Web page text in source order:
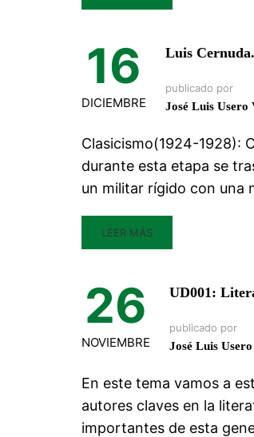
16
DICIEMBRE
Luis
publicado por
José Luis Usero
Clasicismo(1924-1928):
durante esta etapa se
un militar rígido con una
LEER MÁS
26
NOVIEMBRE
UD001:
publicado por
José Luis
En este tema vamos a
autores claves en la
importantes de esta